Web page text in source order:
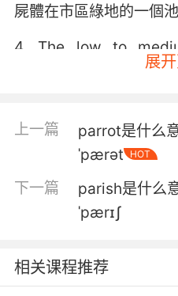
屍體在市區綠地的一個
4. The low to
calcium and zinc in
土壤中钙和锌含量偏中
展
上一篇
parrot是什么
ˈpærət
HOT
下一篇
parish是什么
ˈpærɪʃ
相关课程推荐